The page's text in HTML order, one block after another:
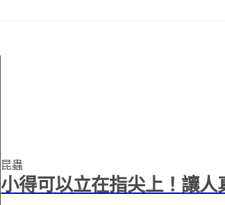
昆蟲
小得可以立在指尖上！讓